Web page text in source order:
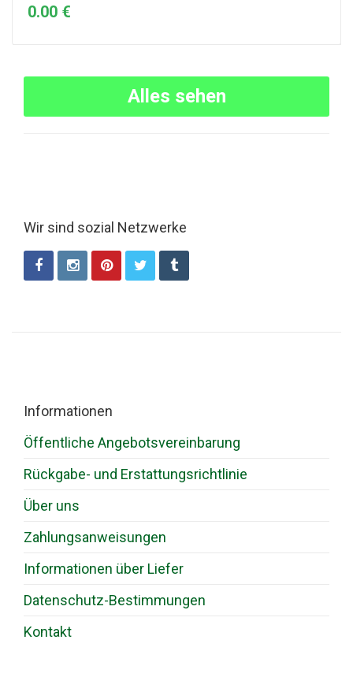
0.00 €
Alles sehen
Wir sind sozial Netzwerke
Informationen
Öffentliche Angebotsvereinbarung
Rückgabe- und Erstattungsrichtlinie
Über uns
Zahlungsanweisungen
Informationen über Liefer
Datenschutz-Bestimmungen
Kontakt